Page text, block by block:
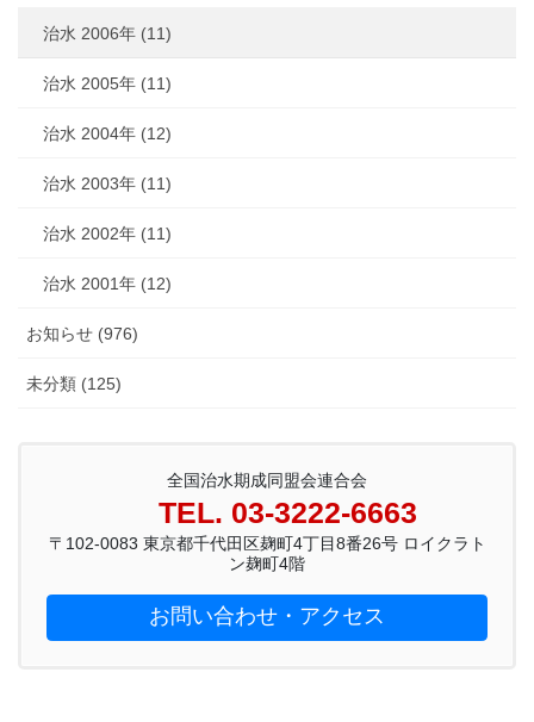
治水 2006年 (11)
治水 2005年 (11)
治水 2004年 (12)
治水 2003年 (11)
治水 2002年 (11)
治水 2001年 (12)
お知らせ (976)
未分類 (125)
全国治水期成同盟会連合会
TEL. 03-3222-6663
〒102-0083 東京都千代田区麹町4丁目8番26号 ロイクラト
ン麹町4階
お問い合わせ・アクセス